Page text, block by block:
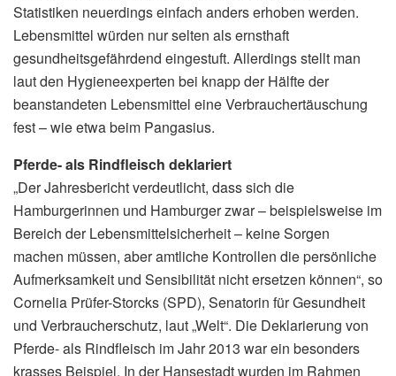
Statistiken neuerdings einfach anders erhoben werden.
Lebensmittel würden nur selten als ernsthaft
gesundheitsgefährdend eingestuft. Allerdings stellt man
laut den Hygieneexperten bei knapp der Hälfte der
beanstandeten Lebensmittel eine Verbrauchertäuschung
fest – wie etwa beim Pangasius.
Pferde- als Rindfleisch deklariert
„Der Jahresbericht verdeutlicht, dass sich die
Hamburgerinnen und Hamburger zwar – beispielsweise im
Bereich der Lebensmittelsicherheit – keine Sorgen
machen müssen, aber amtliche Kontrollen die persönliche
Aufmerksamkeit und Sensibilität nicht ersetzen können“, so
Cornelia Prüfer-Storcks (SPD), Senatorin für Gesundheit
und Verbraucherschutz, laut „Welt“. Die Deklarierung von
Pferde- als Rindfleisch im Jahr 2013 war ein besonders
krasses Beispiel. In der Hansestadt wurden im Rahmen